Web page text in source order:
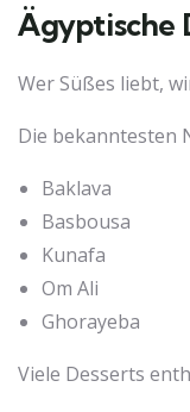
Ägyptische
Wer Süßes liebt,
Die bekanntesten
Baklava
Basbousa
Kunafa
Om Ali
Ghorayeba
Viele Desserts